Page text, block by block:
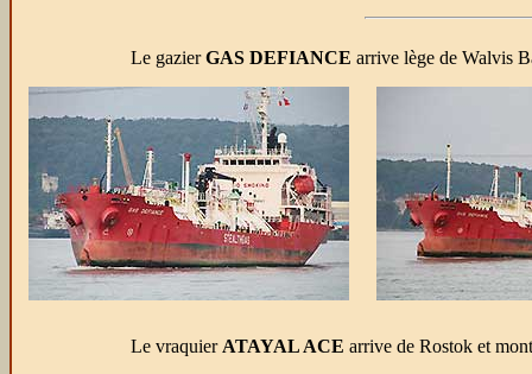
Le gazierGAS DEFIANCE arrive lège de Walvis
Le vraquier ATAYAL ACE arrive de Rostok et